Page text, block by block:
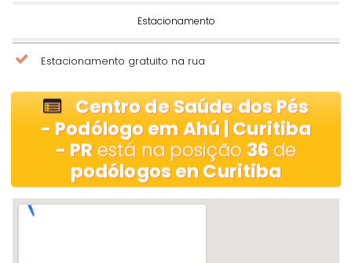
Estacionamento
Estacionamento gratuito na rua
Centro de Saúde dos Pés
- Podólogo em Ahú | Curitiba
- PR está na posição 36de
podólogos en Curitiba